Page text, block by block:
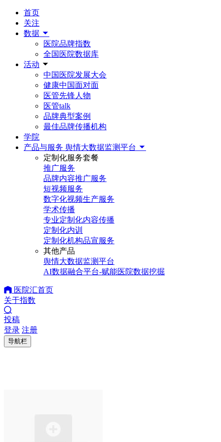
首页
关注
数据
医院品牌指数
全国医院数据库
活动
中国医院发展大会
健康中国面对面
医管先锋人物
医管talk
品牌典型案例
最佳品牌传播机构
学院
产品与服务 舆情大数据监测平台
定制化服务套餐
推广服务
品牌内容推广服务
短视频服务
数字化视频生产服务
学术传播
专业定制化内容传播
定制化内训
定制化机构品宣服务
其他产品
舆情大数据监测平台
AI数据融合平台-赋能医院数据挖掘
医院汇首页
关于指数
投稿
登录 注册
导航栏